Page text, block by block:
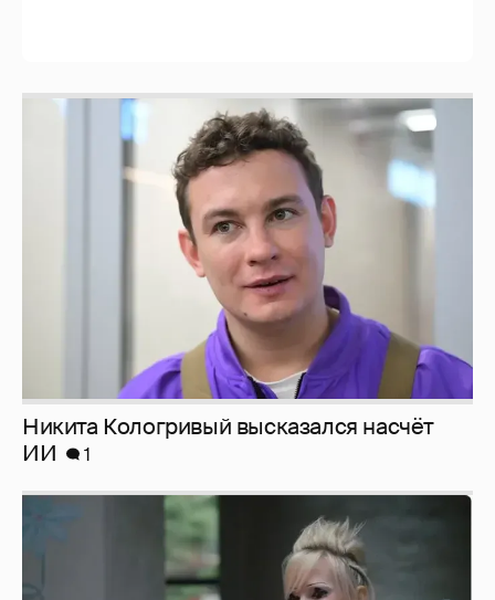
Никита Кологривый высказался насчёт
Певица Глюкоза рассказала о съёмках для
эротического журнала
3